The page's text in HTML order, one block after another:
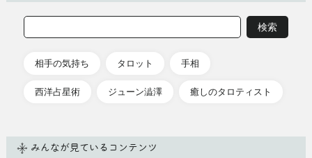
相手の気持ち タロット 手相
西洋占星術 ジューン澁澤 癒しのタロティスト
みんなが見ているコンテンツ